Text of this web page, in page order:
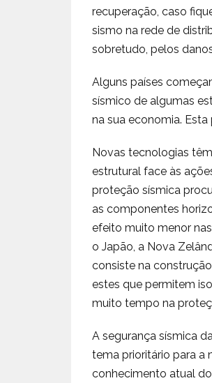
recuperação, caso
sismo na rede de
sobretudo, pelos
Alguns países
sísmico de algumas
na sua economia.
Novas tecnologias
estrutural face às
proteção sísmica
as componentes
efeito muito menor
o Japão, a Nova
consiste na
estes que permitem
muito tempo na
A segurança sísmica
tema prioritário para a
conhecimento atual